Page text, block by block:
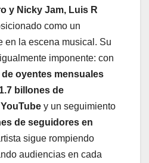
y Nicky Jam, Luis R
como un
en la escena musical. Su
imponente: con
oyentes mensuales
1.7 billones de
y un seguimiento
de seguidores en
sigue rompiendo
audiencias en cada